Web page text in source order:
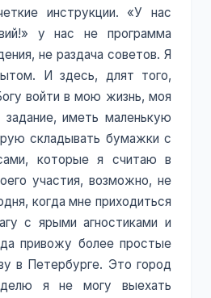
инструкции. «У нас
у нас не программа
не раздача советов. Я
И здесь, длят того,
войти в мою жизнь, моя
иметь маленькую
складывать бумажки с
которые я считаю в
участия, возможно, не
когда мне приходиться
с ярыми агностиками и
привожу более простые
в Петербурге. Это город
я не могу выехать